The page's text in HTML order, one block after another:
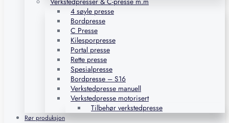
4 søyle presse
Bordpresse
C Presse
Kilesporpresse
Portal presse
Rette presse
Spesialpresse
Bordpresse – S16
Verkstedpresse manuell
Verkstedpresse motorisert
Tilbehør verkstedpresse
Rør produksjon